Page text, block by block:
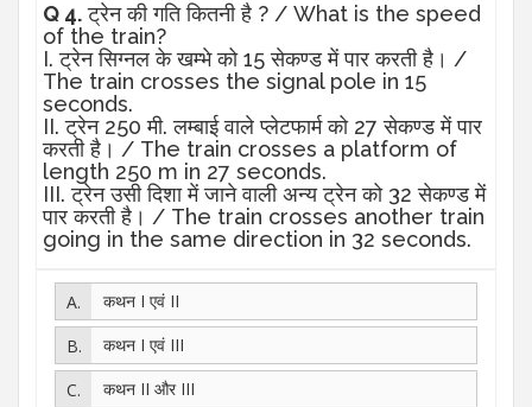
Q 4.ट्रेन की गति कितनी है ? / What is the speed
of the train?
I. ट्रेन सिग्नल के खम्भे को 15 सेकण्ड में पार करती है। /
The train crosses the signal pole in 15
seconds.
II. ट्रेन 250 मी. लम्बाई वाले प्लेटफार्म को 27 सेकण्ड में पार
करती है। / The train crosses a platform of
length 250 m in 27 seconds.
III. ट्रेन उसी दिशा में जाने वाली अन्य ट्रेन को 32 सेकण्ड में
पार करती है। / The train crosses another train
going in the same direction in 32 seconds.
कथन I एवं II
कथन I एवं III
कथन II और III